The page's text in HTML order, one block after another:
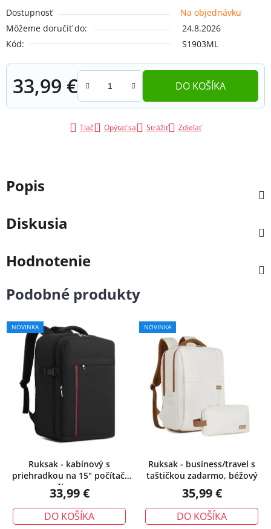
Dostupnosť
Na objednávku
Môžeme doručiť do:
24.8.2026
Kód:
S1903ML
33,99 €
Jednotková cena:
DO KOŠÍKA
Tlač Opýtať sa Strážiť Zdieľať
Popis
Diskusia
Hodnotenie
Podobné produkty
NOVINKA
Ruksak - kabínový s
priehradkou na 15" počítač,
čierny
33,99 €
DO KOŠÍKA
NOVINKA
Ruksak - business/travel s
taštičkou zadarmo, béžový
35,99 €
DO KOŠÍKA